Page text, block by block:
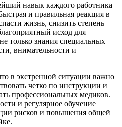
навык каждого работника
и правильная реакция в
жизнь, снизить степень
исход для
только знания специальных
внимательности и
в экстренной ситуации важно
четко по инструкции и
профессиональных медиков.
и регулярное обучение
рисков и повышения общей